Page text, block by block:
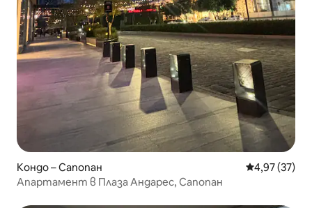
Кондо – Сапопан Средна
4,97 (37)
Апартамент в Плаза Андарес, Сапопан